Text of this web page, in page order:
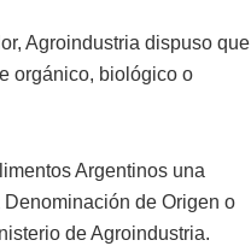
Agroindustria dispuso que
orgánico, biológico o
Argentinos una
de Origen o
de Agroindustria.